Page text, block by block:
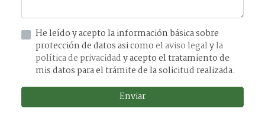
He leído y acepto la información básica sobre
protección de datos asi comoel aviso legalyla
política de privacidady acepto el tratamiento de
mis datos para el trámite de la solicitud realizada.
Enviar